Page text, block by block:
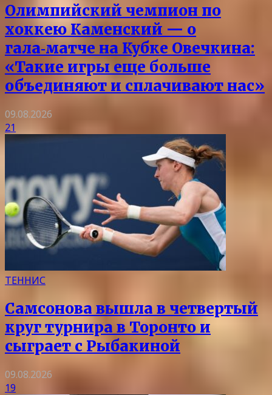
Олимпийский чемпион по
хоккею Каменский — о
гала‑матче на Кубке Овечкина:
«Такие игры еще больше
объединяют и сплачивают нас»
09.08.2026
21
ТЕННИС
Самсонова вышла в четвертый
круг турнира в Торонто и
сыграет с Рыбакиной
09.08.2026
19